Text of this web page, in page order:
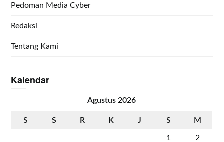
Pedoman Media Cyber
Redaksi
Tentang Kami
Kalendar
Agustus 2026
S S R K J S M
1 2